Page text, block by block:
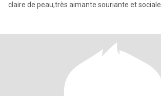
claire de peau,très aimante souriante et sociale